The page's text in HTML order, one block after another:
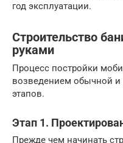
год эксплуатации.
Строительство
руками
Процесс постройки
возведением обычной и
этапов.
Этап 1.
Прежде чем начинать